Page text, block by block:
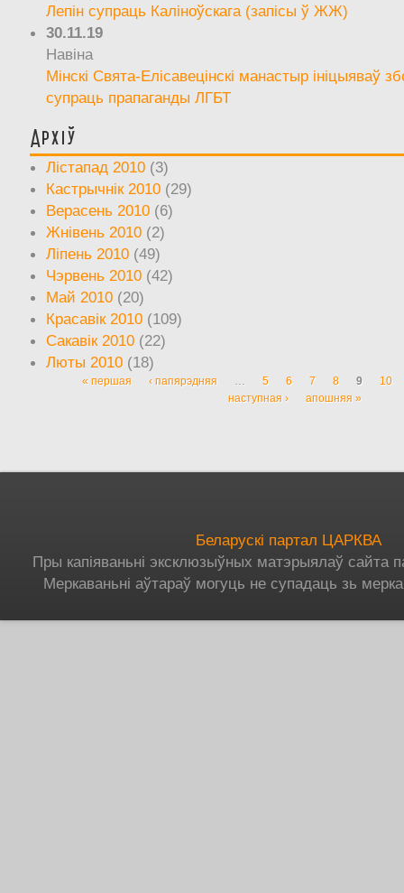
Лепін супраць Каліноўскага (запісы ў ЖЖ)
30.11.19
Навіна
Мінскі Свята-Елісавецінскі манастыр ініцыяваў
супраць прапаганды ЛГБТ
Архіў
Лістапад 2010 (3)
Кастрычнік 2010 (29)
Верасень 2010 (6)
Жнівень 2010 (2)
Ліпень 2010 (49)
Чэрвень 2010 (42)
Май 2010 (20)
Красавік 2010 (109)
Сакавік 2010 (22)
Люты 2010 (18)
Старонкі
« першая ‹ папярэдняя … 5 6 7 8 9
10
наступная ›
апошняя »
Беларускі партал ЦАРКВА
Пры капіяваньні эксклюзыўных матэрыялаў сайта
Меркаваньні аўтараў могуць не супадаць зь